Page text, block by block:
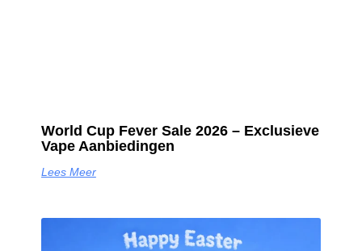
World Cup Fever Sale 2026 – Exclusieve
Vape Aanbiedingen
Lees Meer